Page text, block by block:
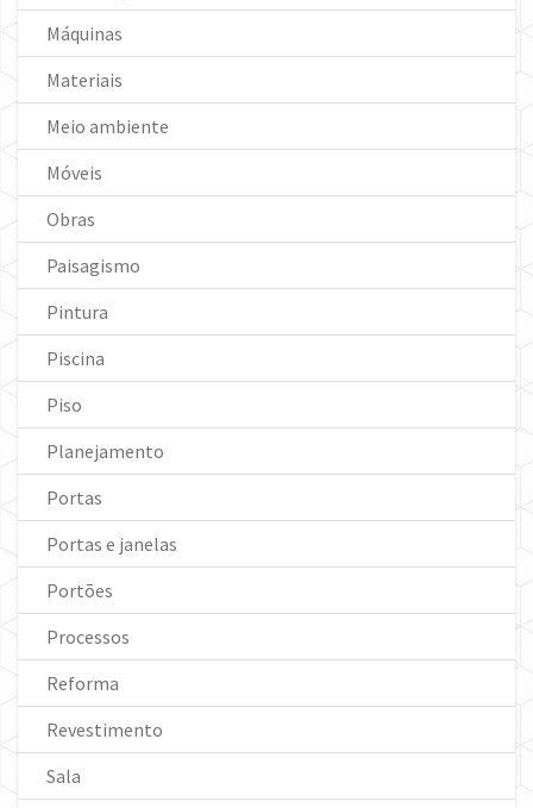
Máquinas
Materiais
Meio ambiente
Móveis
Obras
Paisagismo
Pintura
Piscina
Piso
Planejamento
Portas
Portas e janelas
Portões
Processos
Reforma
Revestimento
Sala